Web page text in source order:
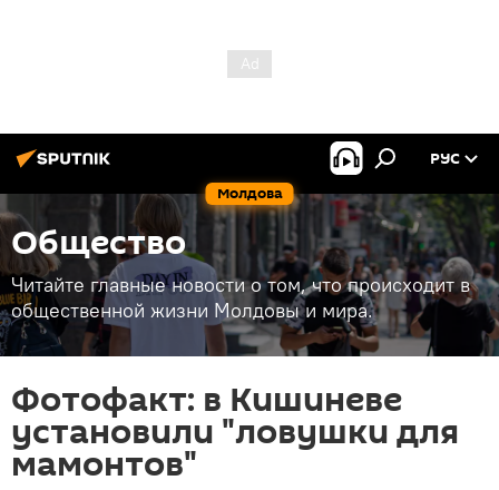
Молдова
РУС
Общество
Читайте главные новости о том, что происходит в
общественной жизни Молдовы и мира.
Фотофакт: в Кишиневе
установили "ловушки для
мамонтов"